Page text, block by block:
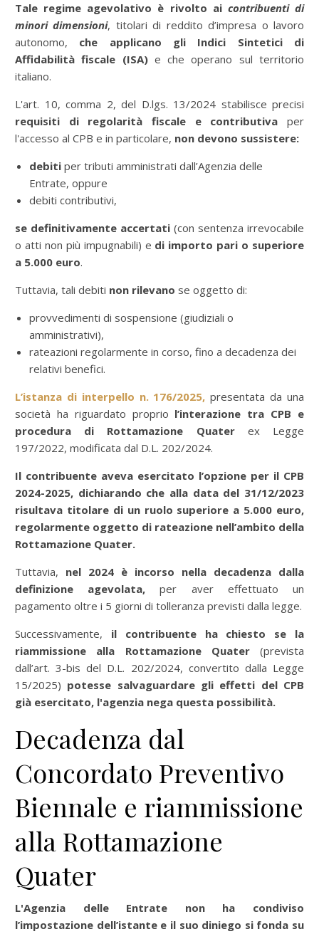
Tale regime agevolativo è rivolto ai contribuenti di
minori dimensioni, titolari di reddito d’impresa o lavoro
autonomo, che applicano gli Indici Sintetici di
Affidabilità fiscale (ISA) e che operano sul territorio
italiano.
L'art. 10, comma 2, del D.lgs. 13/2024 stabilisce precisi
requisiti di regolarità fiscale e contributiva per
l'accesso al CPB e in particolare, non devono sussistere:
debiti per tributi amministrati dall’Agenzia delle
Entrate, oppure
debiti contributivi,
se definitivamente accertati (con sentenza irrevocabile
o atti non più impugnabili) e di importo pari o superiore
a 5.000 euro.
Tuttavia, tali debiti non rilevano se oggetto di:
provvedimenti di sospensione (giudiziali o
amministrativi),
rateazioni regolarmente in corso, fino a decadenza dei
relativi benefici.
L’istanza di interpello n. 176/2025, presentata da una
società ha riguardato proprio l’interazione tra CPB e
procedura di Rottamazione Quater ex Legge
197/2022, modificata dal D.L. 202/2024.
Il contribuente aveva esercitato l’opzione per il CPB
2024-2025, dichiarando che alla data del 31/12/2023
risultava titolare di un ruolo superiore a 5.000 euro,
regolarmente oggetto di rateazione nell’ambito della
Rottamazione Quater.
Tuttavia, nel 2024 è incorso nella decadenza dalla
definizione agevolata, per aver effettuato un
pagamento oltre i 5 giorni di tolleranza previsti dalla legge.
Successivamente, il contribuente ha chiesto se la
riammissione alla Rottamazione Quater (prevista
dall’art. 3-bis del D.L. 202/2024, convertito dalla Legge
15/2025) potesse salvaguardare gli effetti del CPB
già esercitato, l'agenzia nega questa possibilità.
Decadenza dal
Concordato Preventivo
Biennale e riammissione
alla Rottamazione
Quater
L'Agenzia delle Entrate non ha condiviso
l’impostazione dell’istante e il suo diniego si fonda su